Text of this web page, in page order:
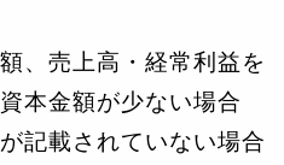
、売上高・経常利益を
本金額が少ない場合
記載されていない場合